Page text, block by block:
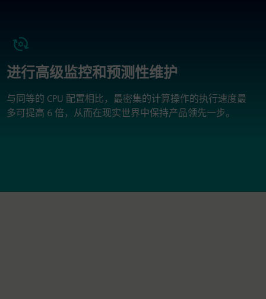
进行高级监控和预测性维护
与同等的 CPU 配置相比，最密集的计算操作的执行速度最
多可提高 6 倍，从而在现实世界中保持产品领先一步。